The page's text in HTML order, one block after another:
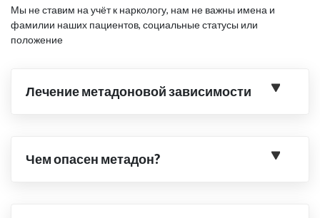
Мы не ставим на учёт к наркологу, нам не важны имена и
фамилии наших пациентов, социальные статусы или
положение
Лечение метадоновой зависимости
Чем опасен метадон?